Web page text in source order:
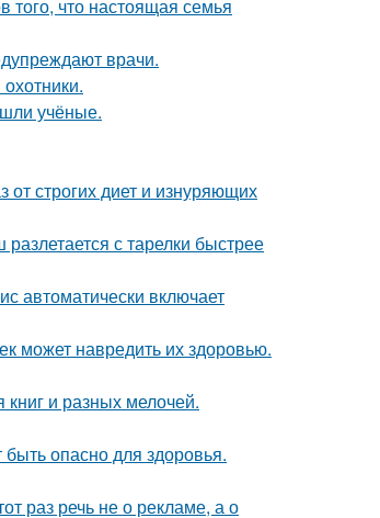
того, что настоящая семья
врачи.
учёные.
от строгих диет и изнуряющих
с тарелки быстрее
автоматически включает
может навредить их здоровью.
и разных мелочей.
опасно для здоровья.
раз речь не о рекламе, а о